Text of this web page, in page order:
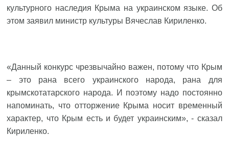
культурного наследия Крыма на украинском языке. Об
этом заявил министр культуры Вячеслав Кириленко.
«Данный конкурс чрезвычайно важен, потому что Крым
– это рана всего украинского народа, рана для
крымскотатарского народа. И поэтому надо постоянно
напоминать, что отторжение Крыма носит временный
характер, что Крым есть и будет украинским», - сказал
Кириленко.